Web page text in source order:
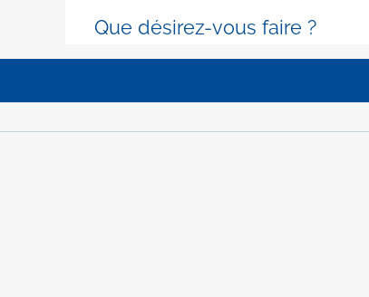
Que désirez-vous faire ?